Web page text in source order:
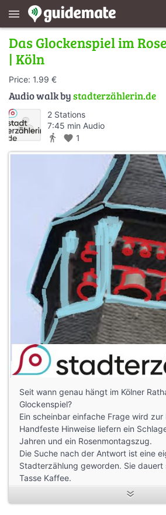
menu
Das Glockenspiel im
| Köln
Price: 1.99 €
Audio walk bystadterzählerin.de
2 Stations
7:45 min Audio
directions_walk favorite 1
Seit wann genau hängt im Kölner
Glockenspiel?
Ein scheinbar einfache Frage wird
Handfeste Hinweise liefern ein
Jahren und ein Rosenmontagszug.
Die Suche nach der Antwort ist eine
Stadterzählung geworden. Sie dauert
Tasse Kaffee.